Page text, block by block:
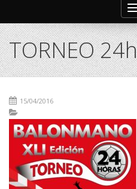
TORNEO
15/04/2016